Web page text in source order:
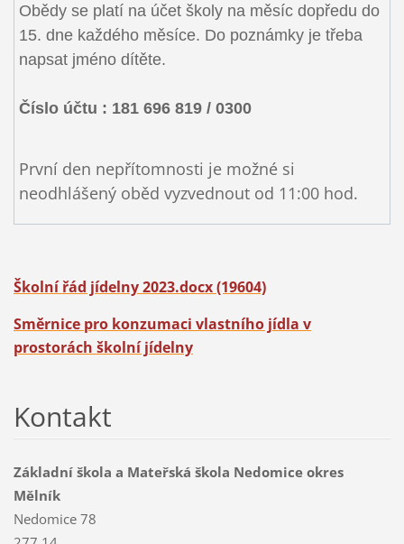
Obědy se platí na účet školy na měsíc dopředu do
15. dne každého měsíce. Do poznámky je třeba
napsat jméno dítěte.
Číslo účtu : 181 696 819 / 0300
První den nepřítomnosti je možné si
neodhlášený oběd vyzvednout od 11:00 hod.
Školní řád jídelny 2023.docx (19604)
Směrnice pro konzumaci vlastního jídla v
prostorách školní jídelny
Kontakt
Základní škola a Mateřská škola Nedomice okres
Mělník
Nedomice 78